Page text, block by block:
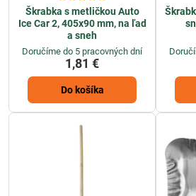
Škrabka s metličkou Auto
Ice Car 2, 405x90 mm, na ľad
a sneh
Doručíme do 5 pracovných dní
1,81 €
Do košíka